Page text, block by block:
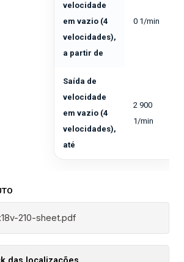
velocidade
em vazio (4
velocidades),
a partir de
0 1/min
Saída de
velocidade
em vazio (4
velocidades),
até
2 900
1/min
210-sheet.pdf